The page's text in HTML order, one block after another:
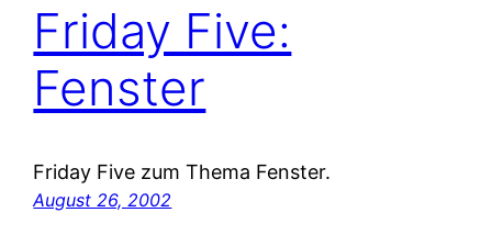
Friday Five:
Fenster
Friday Five zum Thema Fenster.
August 26, 2002